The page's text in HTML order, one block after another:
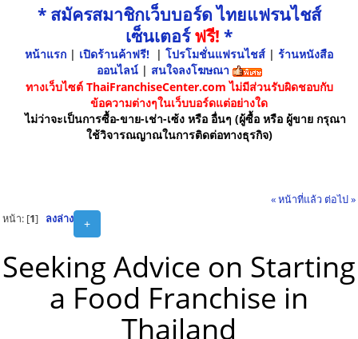
* สมัครสมาชิกเว็บบอร์ด ไทยแฟรนไชส์
เซ็นเตอร์ฟรี! *
หน้าแรก | เปิดร้านค้าฟรี! | โปรโมชั่นแฟรนไชส์ | ร้านหนังสือ
ออนไลน์ | สนใจลงโฆษณา
ทางเว็บไซต์ ThaiFranchiseCenter.com ไม่มีส่วนรับผิดชอบกับ
ข้อความต่างๆในเว็บบอร์ดแต่อย่างใด
ไม่ว่าจะเป็นการซื้อ-ขาย-เช่า-เซ้ง หรือ อื่นๆ (ผู้ซื้อ หรือ ผู้ขาย กรุณา
ใช้วิจารณญาณในการติดต่อทางธุรกิจ)
« หน้าที่แล้ว ต่อไป »
+
หน้า: [1] ลงล่าง
Seeking Advice on Starting
a Food Franchise in
Thailand